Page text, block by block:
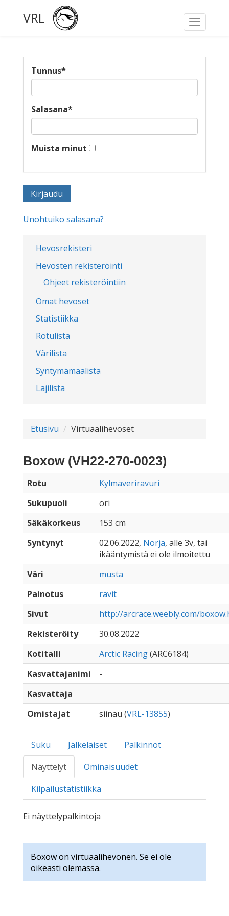
Toggle
VRL
Hevosrekisteri
Hevosten rekisteröinti
Ohjeet rekisteröintiin
Omat hevoset
Statistiikka
Rotulista
Värilista
Syntymämaalista
Lajilista
Tunnus*
Salasana*
Muista minut
Unohtuiko salasana?
Etusivu Virtuaalihevoset
Boxow (VH22-270-0023)
Rotu
Kylmäveriravuri
Sukupuoli
ori
Säkäkorkeus
153 cm
Syntynyt
02.06.2022, Norja, alle 3v, tai
ikääntymistä ei ole ilmoitettu
Väri
musta
Painotus
ravit
Sivut
http://arcrace.weebly.com/
Rekisteröity
30.08.2022
Kotitalli
Arctic Racing(ARC6184)
Kasvattajanimi
-
Kasvattaja
Omistajat
siinau (VRL-13855)
Suku Jälkeläiset
Palkinnot
Näyttelyt
Ominaisuudet
Kilpailustatistiikka
Ei näyttelypalkintoja
Boxow on virtuaalihevonen. Se ei ole
oikeasti olemassa.